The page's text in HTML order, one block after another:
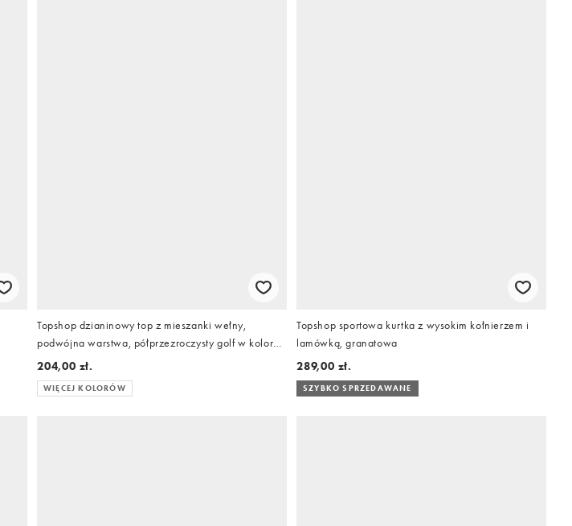
Topshop dzianinowy top z mieszanki wełny,
podwójna warstwa, półprzezroczysty golf w kolorze
zielonym
204,00 zł.
WIĘCEJ KOLORÓW
Topshop sportowa kurtka z wysokim kołnierzem i
lamówką, granatowa
289,00 zł.
SZYBKO SPRZEDAWANE